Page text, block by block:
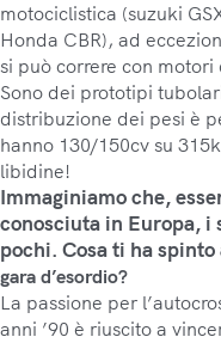
motociclistica (suzuki
Honda CBR), ad
si può correre con motori
Sono dei prototipi
distribuzione dei pesi è
hanno 130/150cv su
libidine!
Immaginiamo che,
conosciuta in Europa, i
pochi. Cosa ti ha
gara d’esordio?
La passione per
anni ’90 è riuscito a